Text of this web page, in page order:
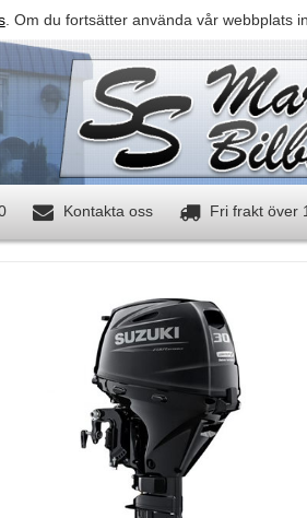
. Om du fortsätter använda vår webbplats
Kontakta oss Fri frakt över